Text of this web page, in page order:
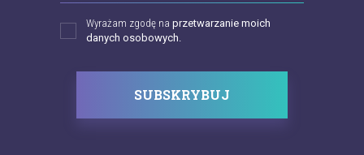
Wyrażam zgodę na przetwarzanie moich
danych osobowych.
SUBSKRYBUJ